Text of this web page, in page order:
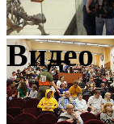
Видео